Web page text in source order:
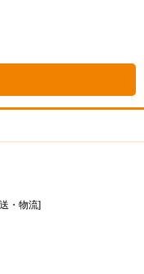
・物流]